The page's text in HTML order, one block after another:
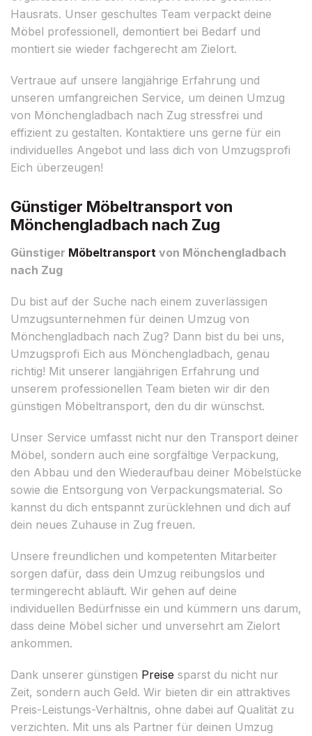
Hausrats. Unser geschultes Team verpackt deine
Möbel professionell, demontiert bei Bedarf und
montiert sie wieder fachgerecht am Zielort.
Vertraue auf unsere langjährige Erfahrung und
unseren umfangreichen Service, um deinen Umzug
von Mönchengladbach nach Zug stressfrei und
effizient zu gestalten. Kontaktiere uns gerne für ein
individuelles Angebot und lass dich von Umzugsprofi
Eich überzeugen!
Günstiger Möbeltransport von
Mönchengladbach nach Zug
Günstiger Möbeltransport von Mönchengladbach
nach Zug
Du bist auf der Suche nach einem zuverlässigen
Umzugsunternehmen für deinen Umzug von
Mönchengladbach nach Zug? Dann bist du bei uns,
Umzugsprofi Eich aus Mönchengladbach, genau
richtig! Mit unserer langjährigen Erfahrung und
unserem professionellen Team bieten wir dir den
günstigen Möbeltransport, den du dir wünschst.
Unser Service umfasst nicht nur den Transport deiner
Möbel, sondern auch eine sorgfältige Verpackung,
den Abbau und den Wiederaufbau deiner Möbelstücke
sowie die Entsorgung von Verpackungsmaterial. So
kannst du dich entspannt zurücklehnen und dich auf
dein neues Zuhause in Zug freuen.
Unsere freundlichen und kompetenten Mitarbeiter
sorgen dafür, dass dein Umzug reibungslos und
termingerecht abläuft. Wir gehen auf deine
individuellen Bedürfnisse ein und kümmern uns darum,
dass deine Möbel sicher und unversehrt am Zielort
ankommen.
Dank unserer günstigen Preise sparst du nicht nur
Zeit, sondern auch Geld. Wir bieten dir ein attraktives
Preis-Leistungs-Verhältnis, ohne dabei auf Qualität zu
verzichten. Mit uns als Partner für deinen Umzug